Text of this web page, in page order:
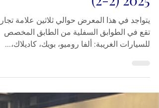
2025 (2-2)
يتواجد في هذا المعرض حوالي ثلاثين علامة
تقع في الطوابق السفلية من الطابق المخصص